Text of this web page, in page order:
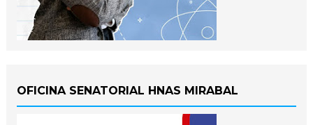
OFICINA SENATORIAL HNAS MIRABAL